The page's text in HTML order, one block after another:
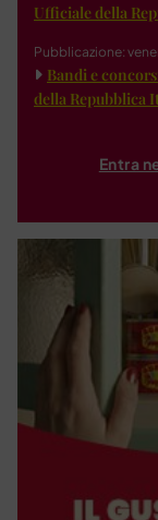
Ufficiale della
Pubblicazione:
Bandi e
della Repubblica
Entra